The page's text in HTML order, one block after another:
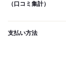
（口コミ集計）
支払い方法